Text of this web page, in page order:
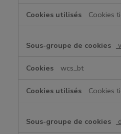
Cookies
wcs_bt
Cookies